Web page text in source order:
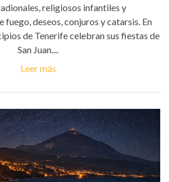
religiosos infantiles y
fuego, deseos, conjuros y catarsis. En
de Tenerife celebran sus fiestas de
San Juan....
Leer más